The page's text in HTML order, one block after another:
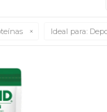
Ideal para: